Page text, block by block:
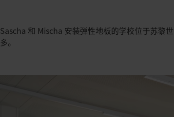
Sascha 和 Mischa 安装弹性地板的学校位于苏黎
多。